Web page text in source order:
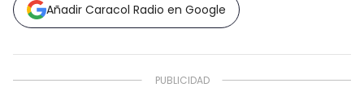
Añadir Caracol Radio en Google